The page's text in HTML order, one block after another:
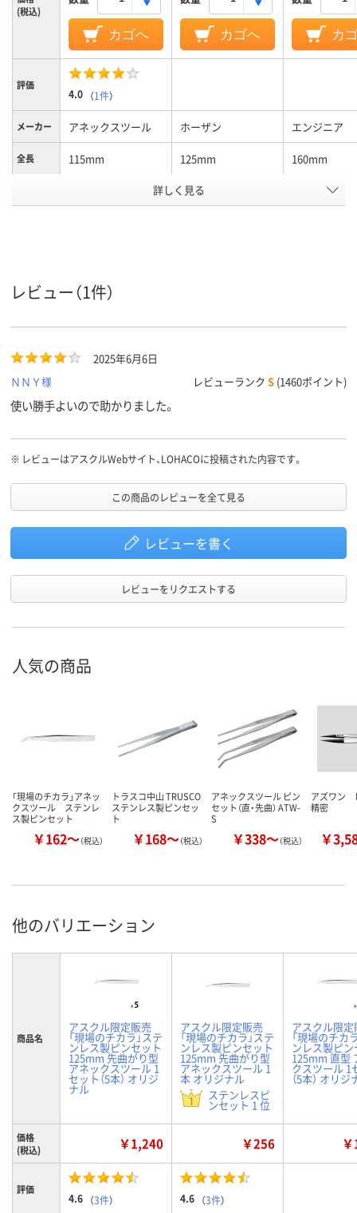
(税込)
カゴへ カゴへ カ
評価
4.0 （1件）
メーカー アネックスツール ホーザン エンジニア
全長 115mm 125mm 160mm
35
詳しく見る
レビュー（1件）
2025年6月6日
ＮＮＹ様
レビューランク S (1460ポイント)
使い勝手よいので助かりました。
※ レビューはアスクルWebサイト、LOHACOに投稿された内容です。
この商品のレビューを全て見る
レビューを書く
レビューをリクエストする
人気の商品
「現場のチカラ」アネッ
クスツール ステンレ
ス製ピンセット
￥162～（税込）
トラスコ中山 TRUSCO
ステンレス製ピンセッ
ト
￥168～（税込）
アネックスツール ピン
セット（直・先曲） ATW-
S
￥338～（税込）
アズワン
精密
￥
他のバリエーション
商品名
アスクル限定販売
「現場のチカラ」ステ
ンレス製ピンセット
125mm 先曲がり型
アネックスツール 1
セット（5本） オリジ
ナル
アスクル限定販売
「現場のチカラ」ステ
ンレス製ピンセット
125mm 先曲がり型
アネックスツール 1
本 オリジナル
ステンレスピ
ンセット 1 位
アスクル限定
「現場のチカ
ンレス製ピ
125mm 直型
クスツール 1
（5本） オリジ
価格
(税込)
￥1,240 ￥256
評価
4.6 （3件） 4.6 （3件）